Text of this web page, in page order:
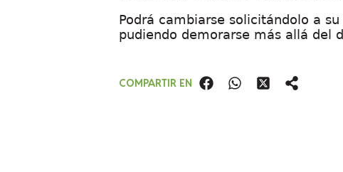
Podrá cambiarse solicitándolo a
pudiendo demorarse más allá del
COMPARTIR EN